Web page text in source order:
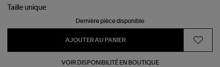
Muse
Taille unique
Dernière pièce disponible
AJOUTER AU PANIER
VOIR DISPONIBILITÉ EN BOUTIQUE